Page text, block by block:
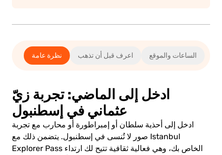
نظرة عامة اعرف قبل أن تذهب الساعات والموقع
ادخل إلى الماضي: تجربة زيّ
عثماني في إسطنبول
ادخل إلى أحذية سلطان أو إمبراطورة أو محارب مع تجربة
صور لا تُنسى في إسطنبول. يتضمن ذلك مع Istanbul
Explorer Pass الخاص بك، وهي فعالية ثقافية تتيح لك ارتداء